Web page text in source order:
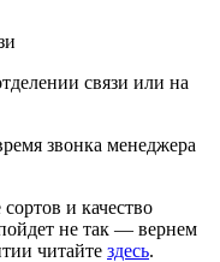
связи или на
звонка менеджера
сортов и качество
не так — вернем
читайте здесь.